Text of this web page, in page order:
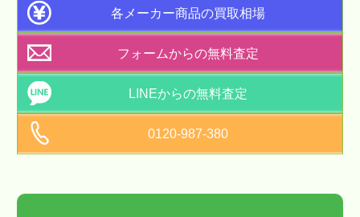
各メーカー商品の買取相場
フォームからの無料査定
LINEからの無料査定
0120-987-380